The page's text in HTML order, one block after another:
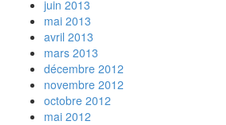
juin 2013
mai 2013
avril 2013
mars 2013
décembre 2012
novembre 2012
octobre 2012
mai 2012